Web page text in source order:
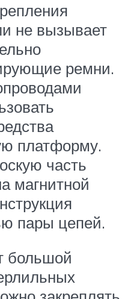
не вызывает
ремни.
платформу.
часть
магнитной
пары цепей.
большой